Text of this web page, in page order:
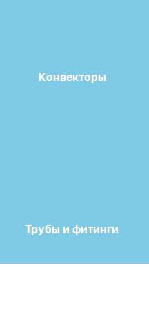
Конвекторы
Трубы и фитинги